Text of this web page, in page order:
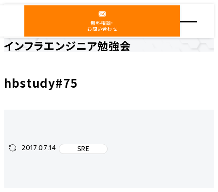
無料相談・
お問い合わせ
インフラエンジニア勉強会
hbstudy#75
2017.07.14 SRE